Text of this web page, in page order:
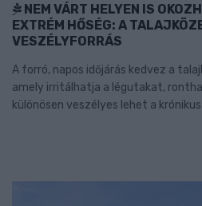
NEM VÁRT HELYEN IS
EXTRÉM HŐSÉG: A
VESZÉLYFORRÁS
A forró, napos időjárás kedvez a
amely irritálhatja a légutakat,
különösen veszélyes lehet a